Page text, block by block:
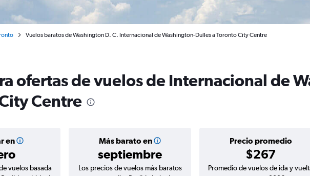
Vuelos baratos de Washington D. C. Internacional de Washington-Dulles a Toronto City Centre
ofertas de vuelos de Internacional de
Centre
en Más barato en
septiembre
Precio promedio
$267
vuelos basada
Los precios de vuelos más baratos
Promedio de vuelos de ida y